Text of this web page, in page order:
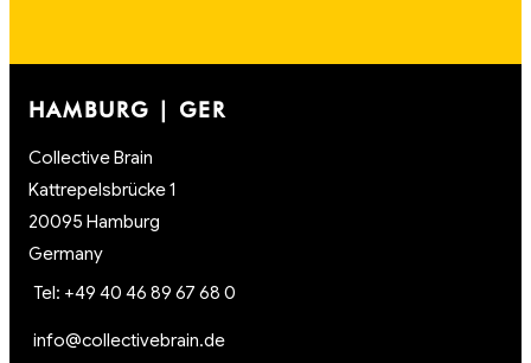
HAMBURG | GER
Collective Brain
Kattrepelsbrücke 1
20095 Hamburg
Germany
Tel: +49 40 46 89 67 68 0
info@collectivebrain.de